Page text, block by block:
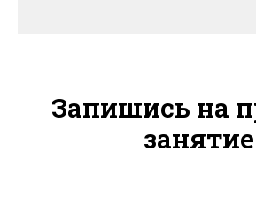
Запишись на
занятие